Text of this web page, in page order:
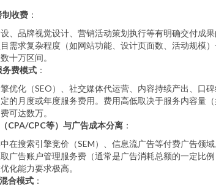
制收费 ：
设、品牌视觉设计、营销活动策划执行等有明确交付成果
目需求复杂程度（如网站功能、设计页面数、活动规模
十万区间。
费模式 ：
擎优化（SEO）、社交媒体代运营、内容持续产出、口
定的月度或年度服务费用。费用高低取决于服务内容量
可达数万。
CPA/CPC等）与广告成本分离 ：
中在搜索引擎竞价（SEM）、信息流广告等付费广告领域
取广告账户管理服务费（通常是广告消耗总额的一定比
化能力要求极高。
合模式 ：